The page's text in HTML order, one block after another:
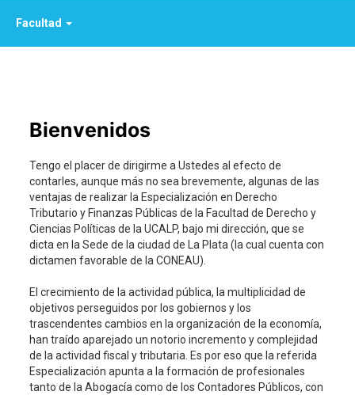
Facultad
Bienvenidos
Tengo el placer de dirigirme a Ustedes al efecto de
contarles, aunque más no sea brevemente, algunas de las
ventajas de realizar la Especialización en Derecho
Tributario y Finanzas Públicas de la Facultad de Derecho y
Ciencias Políticas de la UCALP, bajo mi dirección, que se
dicta en la Sede de la ciudad de La Plata (la cual cuenta con
dictamen favorable de la CONEAU).
El crecimiento de la actividad pública, la multiplicidad de
objetivos perseguidos por los gobiernos y los
trascendentes cambios en la organización de la economía,
han traído aparejado un notorio incremento y complejidad
de la actividad fiscal y tributaria. Es por eso que la referida
Especialización apunta a la formación de profesionales
tanto de la Abogacía como de los Contadores Públicos, con